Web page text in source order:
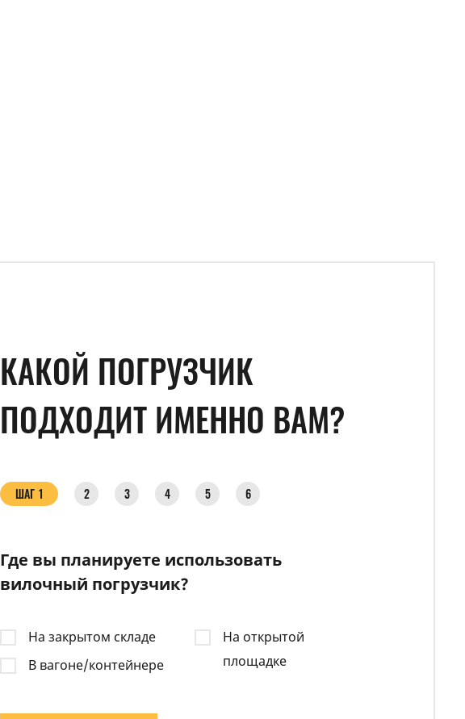
КАКОЙ ПОГРУЗЧИК
ПОДХОДИТ ИМЕННО ВАМ?
ШАГ 1 ШАГ
2 ШАГ
3 ШАГ
4 ШАГ
5 ШАГ
6
Где вы планируете использовать
вилочный погрузчик?
На закрытом складе
В вагоне/контейнере
На открытой
площадке